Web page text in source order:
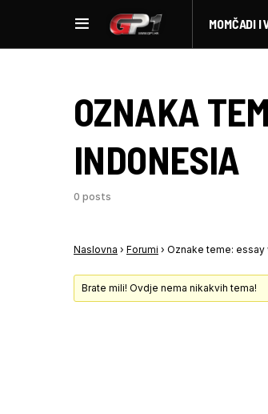
MOMČADI I
OZNAKA
INDONESIA
0 posts
Naslovna › Forumi › Oznake teme:
Brate mili! Ovdje nema nikakvih tema!